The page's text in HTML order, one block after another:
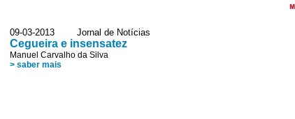
09-03-2013 Jornal de Notícias
Cegueira e insensatez
Manuel Carvalho da Silva
> saber mais